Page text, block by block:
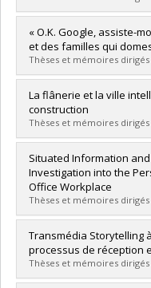
Lien vers le document
Graduate :Fines-
Cycle : Doctoral
Grade :Ph. D.
Lien vers le document
« O.K. Google, assiste-
et des familles qui
Thèses et mémoires dirigés
Graduate :Lachance,
Cycle :Master's
Grade :M. Sc.
Lien vers le document
La flânerie et la ville
construction
Thèses et mémoires dirigés
Graduate :Roy,
Cycle :Master's
Grade :M.A.
Lien vers le document
Situated Information
Investigation into the
Office Workplace
Thèses et mémoires dirigés
Graduate : Cloete,
Cycle :Doctoral
Grade :Ph. D.
Lien vers le document
Transmédia Storytelling
processus de réception
Thèses et mémoires dirigés